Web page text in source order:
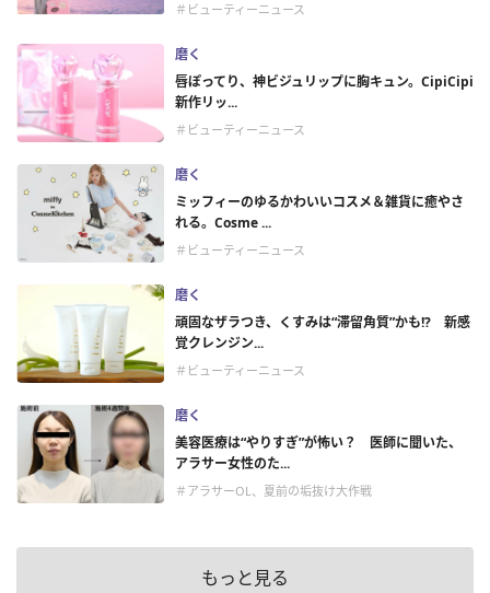
＃ビューティーニュース
磨く
唇ぽってり、神ビジュリップに胸キュン。CipiCipi
新作リッ...
＃ビューティーニュース
磨く
ミッフィーのゆるかわいいコスメ＆雑貨に癒やさ
れる。Cosme ...
＃ビューティーニュース
磨く
頑固なザラつき、くすみは“滞留角質”かも!? 新感
覚クレンジン...
＃ビューティーニュース
磨く
美容医療は“やりすぎ”が怖い？ 医師に聞いた、
アラサー女性のた...
＃アラサーOL、夏前の垢抜け大作戦
もっと見る